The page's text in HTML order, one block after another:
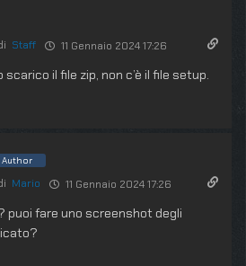
Staff 11 Gennaio 2024 17:26
il file zip, non c’è il file setup.
Author
Mario 11 Gennaio 2024 17:26
fare uno screenshot degli